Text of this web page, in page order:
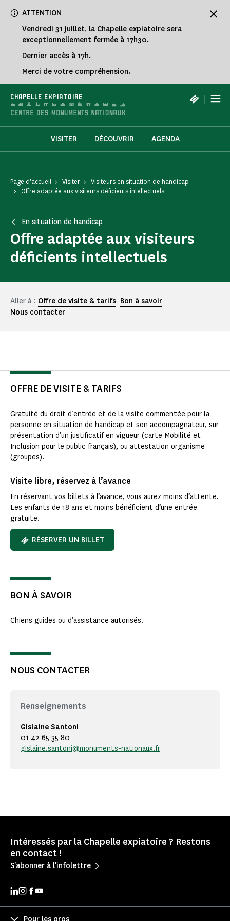
ATTENTION
Vendredi 31 juillet, la Chapelle expiatoire sera
exceptionnellement fermée à 17h30.
Dernier accès à 17h.
Merci de votre compréhension.
CHAPELLE EXPIATOIRE |
VISITER DÉCOUVRIR AGENDA
Page d'accueil Visiter
Visiteurs en situation de handicap
Offre adaptée aux visiteurs déficients intellectuels
En situation de handicap
Offre adaptée aux visiteurs
déficients intellectuels
Aller à : Offre de visite & tarifs Bon à savoir
Nous contacter
OFFRE DE VISITE & TARIFS
Gratuité du droit d’entrée et de la visite commentée pour la
personne en situation de handicap et son accompagnateur, sur
présentation d’un justificatif en vigueur (carte Mobilité et
Inclusion pour le public français), ou attestation organisme
(groupes).
Visite libre, réservez à l’avance
En réservant vos billets à l’avance, vous aurez moins d’attente.
Les enfants de 18 ans et moins bénéficient d’une entrée
gratuite.
RÉSERVER UN BILLET
BON À SAVOIR
Chiens guides ou d’assistance autorisés.
NOUS CONTACTER
Renseignements
Gislaine Santoni
01 42 65 35 80
gislaine.santoni@monuments-nationaux.fr
Intéressés par la Chapelle expiatoire ? Restons
en contact !
S'abonner à l'infolettre
Pour les pros